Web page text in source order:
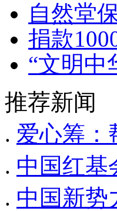
自然堂
捐款
“文明中
推荐新闻
. 爱心筹：
. 中国红基
. 中国新势